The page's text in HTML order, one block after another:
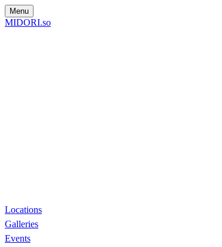
Menu
MIDORI.so
Locations
Galleries
Events